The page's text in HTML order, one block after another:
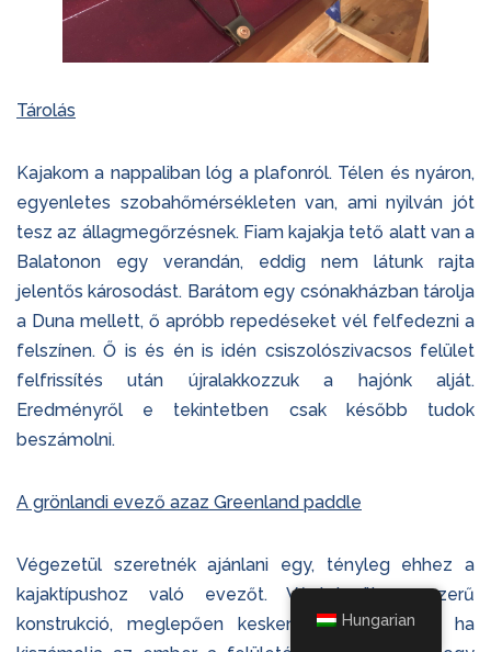
Tárolás
Kajakom a nappaliban lóg a plafonról. Télen és nyáron,
egyenletes szobahőmérsékleten van, ami nyilván jót
tesz az állagmegőrzésnek. Fiam kajakja tető alatt van a
Balatonon egy verandán, eddig nem látunk rajta
jelentős károsodást. Barátom egy csónakházban tárolja
a Duna mellett, ő apróbb repedéseket vél felfedezni a
felszínen. Ő is és én is idén csiszolószivacsos felület
felfrissítés után újralakkozzuk a hajónk alját.
Eredményről e tekintetben csak később tudok
beszámolni.
A grönlandi evező azaz Greenland paddle
Végezetül szeretnék ajánlani egy, tényleg ehhez a
kajaktípushoz való evezőt. Végtelenül egyszerű
konstrukció, meglepően keskeny tollal. Viszont, ha
Hungarian